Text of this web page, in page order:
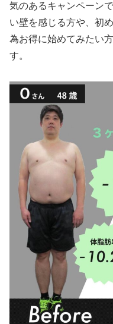
気のあるキャンペーン
い壁を感じる方や、初
為お得に始めてみたい
す。